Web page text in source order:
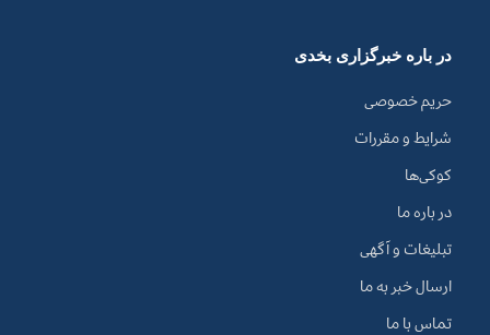
در باره خبرگزاری بخدی
حریم خصوصی
شرایط و مقررات
کوکی‌ها
در باره ما
تبلیغات و آگهی
ارسال خبر به ما
تماس با ما